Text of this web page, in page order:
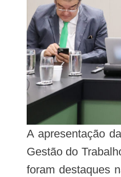
A apresentação da nova equipe da Secretaria de Atenção Primária à Saúde, do Ministério da Saúde (Saps), da Secretaria de
Gestão do
foram destaques